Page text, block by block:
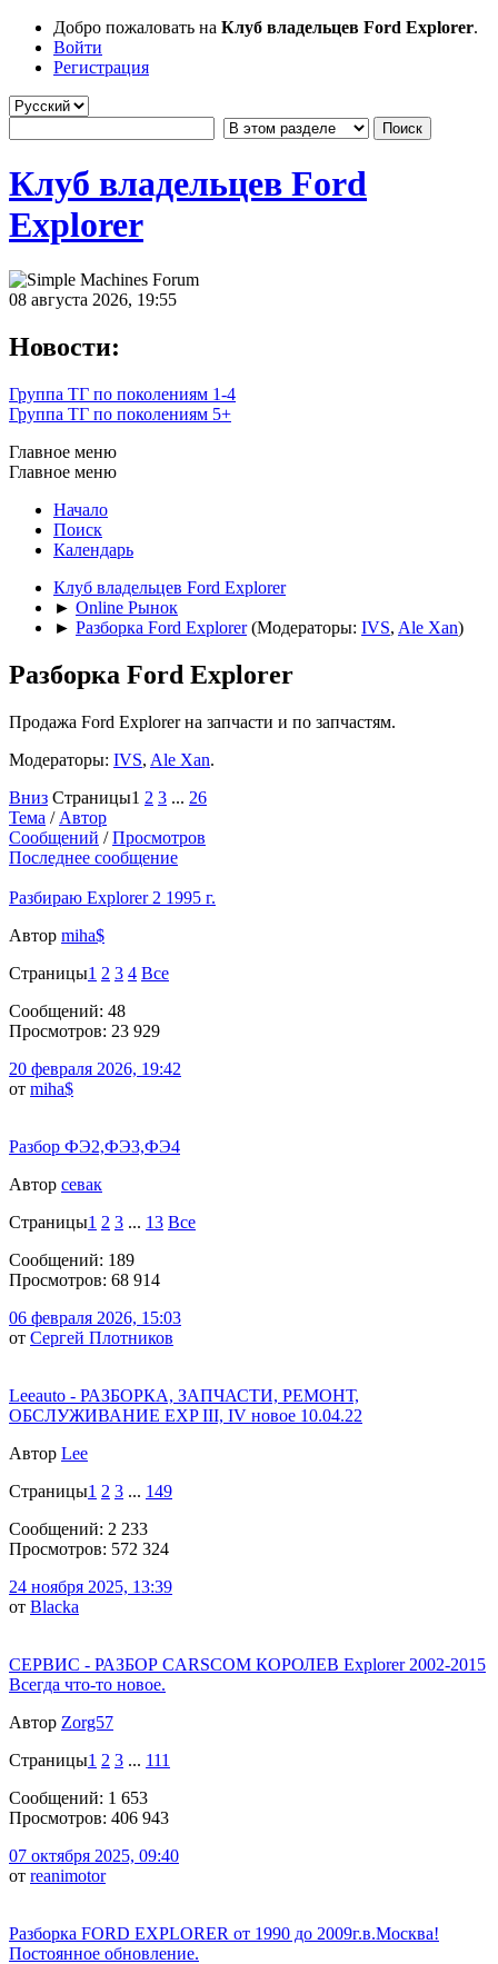
Добро пожаловать на Клуб владельцев Ford Explorer.
Войти
Регистрация
Клуб владельцев Ford
Explorer
08 августа 2026, 19:55
Новости:
Группа ТГ по поколениям 1-4
Группа ТГ по поколениям 5+
Главное меню
Главное меню
Начало
Поиск
Календарь
Клуб владельцев Ford Explorer
► Online Рынок
► Разборка Ford Explorer (Модераторы: IVS, Ale Xan)
Разборка Ford Explorer
Продажа Ford Explorer на запчасти и по запчастям.
Модераторы: IVS, Ale Xan.
Вниз Страницы1 2 3 ... 26
Тема / Автор
Сообщений /Просмотров
Последнее сообщение
Разбираю Explorer 2 1995 г.
Автор miha$
Страницы1 2 3 4 Все
Сообщений: 48
Просмотров: 23 929
20 февраля 2026, 19:42
от miha$
Разбор ФЭ2,ФЭ3,ФЭ4
Автор севак
Страницы1 2 3 ... 13 Все
Сообщений: 189
Просмотров: 68 914
06 февраля 2026, 15:03
от Сергей Плотников
Leeauto - РАЗБОРКА, ЗАПЧАСТИ, РЕМОНТ,
ОБСЛУЖИВАНИЕ EXP III, IV новое 10.04.22
Автор Lee
Страницы1 2 3 ... 149
Сообщений: 2 233
Просмотров: 572 324
24 ноября 2025, 13:39
от Blacka
СЕРВИС - РАЗБОР CARSCOM КОРОЛЕВ Explorer 2002-2015
Всегда что-то новое.
Автор Zorg57
Страницы1 2 3 ... 111
Сообщений: 1 653
Просмотров: 406 943
07 октября 2025, 09:40
от reanimotor
Разборка FORD EXPLORER от 1990 до 2009г.в.Москва!
Постоянное обновление.